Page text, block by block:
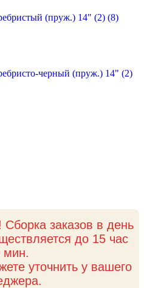
(пруж.) 14" (2) (8)
черный (пруж.) 14" (2)
заказов в день
до 15 час
мин.
уточнить у вашего